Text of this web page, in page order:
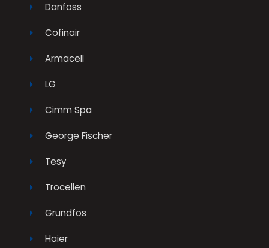
Danfoss
Cofinair
Armacell
LG
Cimm Spa
George Fischer
Tesy
Trocellen
Grundfos
Haier